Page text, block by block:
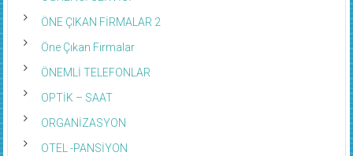
ÖNE ÇIKAN FİRMALAR 2
Öne Çıkan Firmalar
ÖNEMLİ TELEFONLAR
OPTİK – SAAT
ORGANİZASYON
OTEL -PANSİYON